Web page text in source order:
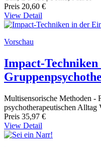
Preis 20,60 €
View Detail
Vorschau
Impact-
Multisensorische Methoden -
psychotherapeutischen Alltag
Preis 35,97 €
View Detail